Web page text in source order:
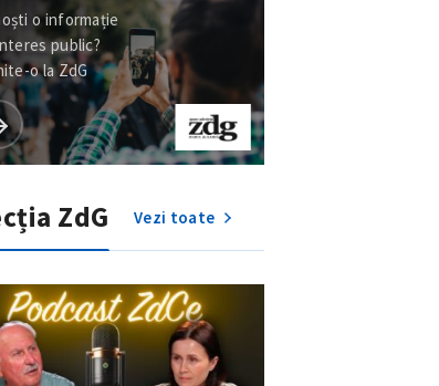
o informație
public?
o la ZdG
ZdG Vezi toate